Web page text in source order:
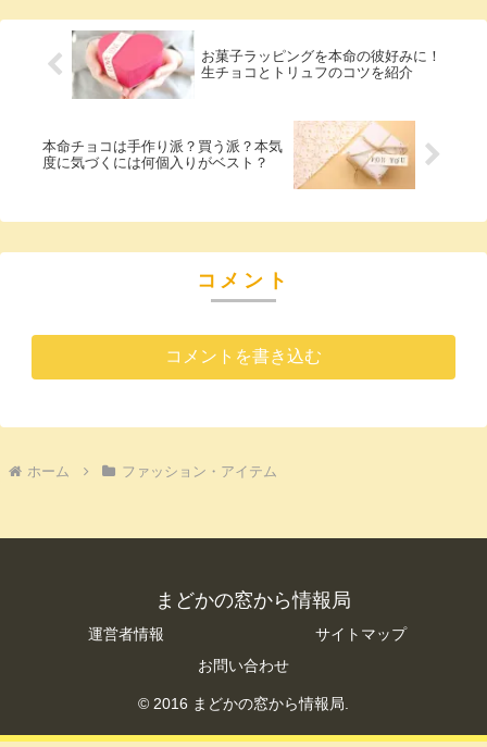
お菓子ラッピングを本命の彼好みに！
生チョコとトリュフのコツを紹介
本命チョコは手作り派？買う派？本気
度に気づくには何個入りがベスト？
コメント
コメントを書き込む
ホーム ファッション・アイテム
まどかの窓から情報局
運営者情報
サイトマップ
お問い合わせ
© 2016 まどかの窓から情報局.